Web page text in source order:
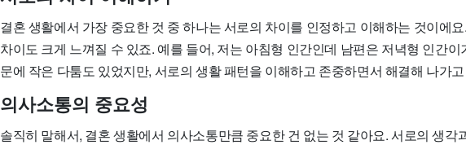
결혼 생활에서 가장 중요한 것 중 하나는 서로의 차이를 인정하고 이해하는 것이에
차이도 크게 느껴질 수 있죠. 예를 들어, 저는 아침형 인간인데 남편은 저녁형 인간이
문에 작은 다툼도 있었지만, 서로의 생활 패턴을 이해하고 존중하면서 해결해 나가
의사소통의 중요성
솔직히 말해서, 결혼 생활에서 의사소통만큼 중요한 건 없는 것 같아요. 서로의 생각